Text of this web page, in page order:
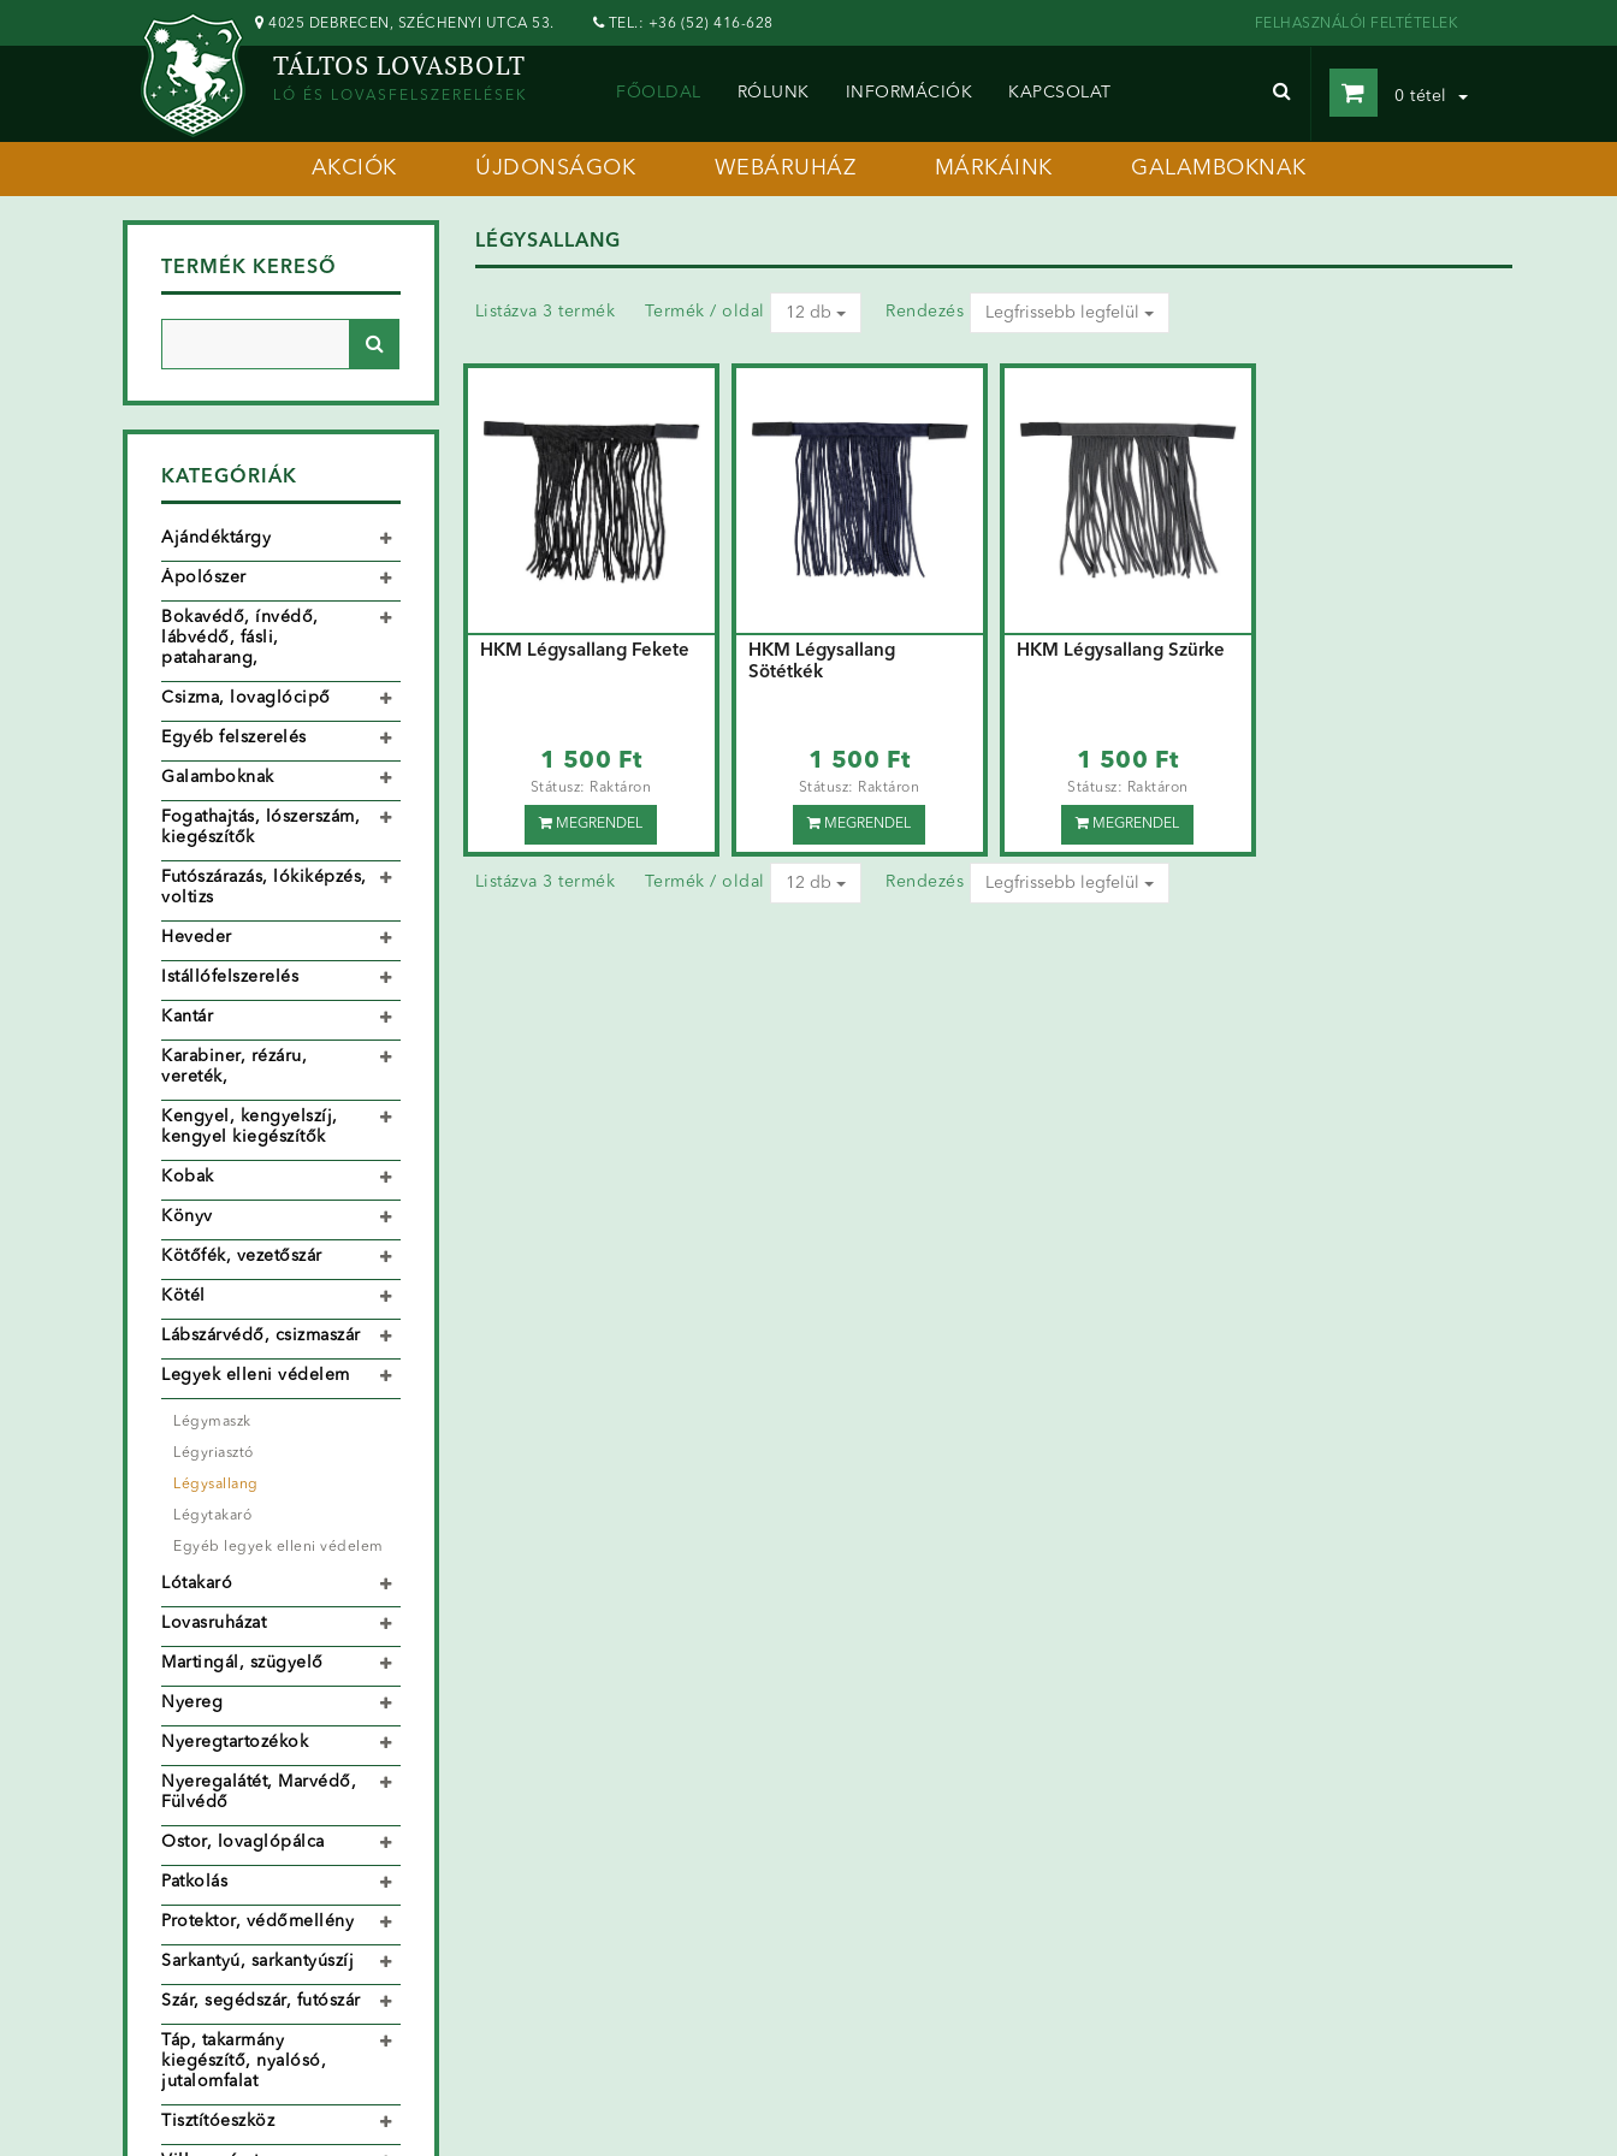
4025 DEBRECEN, SZÉCHENYI UTCA 53. TEL.: +36 (52) 416-628 FELHASZNÁLÓI FELTÉTELEK
TÁLTOS LOVASBOLT
LÓ ÉS LOVASFELSZERELÉSEK FŐOLDAL RÓLUNK INFORMÁCIÓK KAPCSOLAT 0 tétel
AKCIÓK ÚJDONSÁGOK WEBÁRUHÁZ MÁRKÁINK GALAMBOKNAK
TERMÉK KERESŐ
KATEGÓRIÁK
Ajándéktárgy
Ápolószer
Bokavédő, ínvédő,
lábvédő, fásli,
pataharang,
Csizma, lovaglócipő
Egyéb felszerelés
Galamboknak
Fogathajtás, lószerszám,
kiegészítők
Futószárazás, lókiképzés,
voltizs
Heveder
Istállófelszerelés
Kantár
Karabiner, rézáru,
vereték,
Kengyel, kengyelszíj,
kengyel kiegészítők
Kobak
Könyv
Kötőfék, vezetőszár
Kötél
Lábszárvédő, csizmaszár
Legyek elleni védelem
Légymaszk
Légyriasztó
Légysallang
Légytakaró
Egyéb legyek elleni védelem
Lótakaró
Lovasruházat
Martingál, szügyelő
Nyereg
Nyeregtartozékok
Nyeregalátét, Marvédő,
Fülvédő
Ostor, lovaglópálca
Patkolás
Protektor, védőmellény
Sarkantyú, sarkantyúszíj
Szár, segédszár, futószár
Táp, takarmány
kiegészítő, nyalósó,
jutalomfalat
Tisztítóeszköz
LÉGYSALLANG
Listázva 3 termék Termék / oldal 12 db Rendezés Legfrissebb legfelül
HKM Légysallang Fekete
1 500 Ft
Státusz: Raktáron
MEGRENDEL
HKM Légysallang
Sötétkék
1 500 Ft
Státusz: Raktáron
MEGRENDEL
HKM Légysallang Szürke
1 500 Ft
Státusz: Raktáron
MEGRENDEL
Listázva 3 termék Termék / oldal 12 db Rendezés Legfrissebb legfelül